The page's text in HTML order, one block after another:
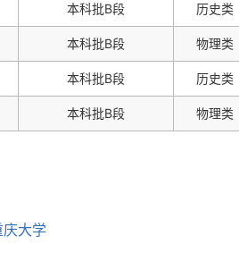
本科批B段 历史类
本科批B段 物理类
本科批B段 历史类
本科批B段 物理类
大学